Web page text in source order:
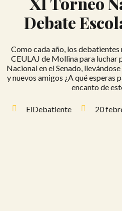
Debate
Como cada año, los debatientes
CEULAJ de Mollina para luchar
Nacional en el Senado,
y nuevos amigos ¿A qué esperas
encanto de
ElDebatiente 20